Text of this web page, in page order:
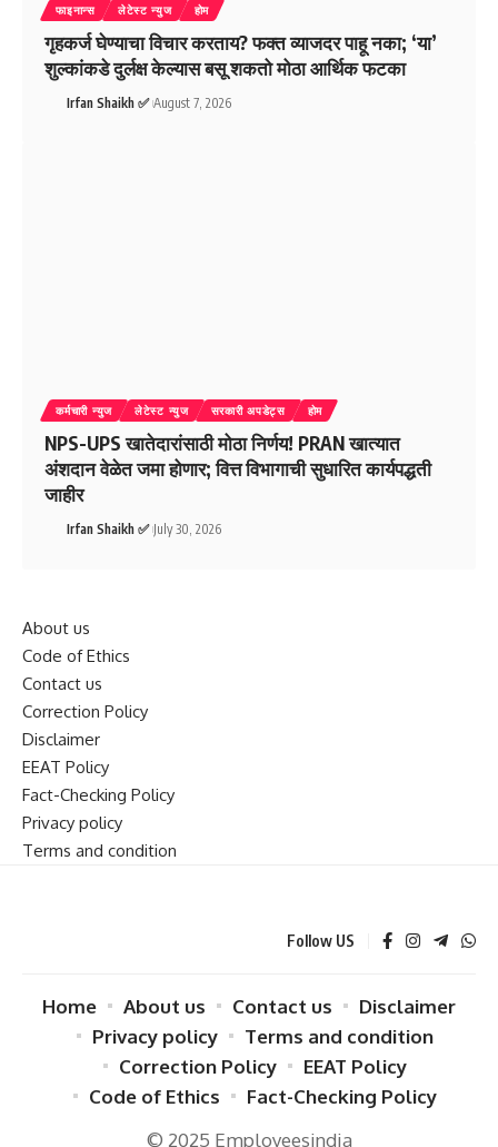
फाइनान्स लेटेस्ट न्युज होम
गृहकर्ज घेण्याचा विचार करताय? फक्त व्याजदर पाहू नका; ‘या’
शुल्कांकडे दुर्लक्ष केल्यास बसू शकतो मोठा आर्थिक फटका
Irfan Shaikh ✅ August 7, 2026
कर्मचारी न्युज लेटेस्ट न्युज सरकारी अपडेट्स होम
NPS-UPS खातेदारांसाठी मोठा निर्णय! PRAN खात्यात
अंशदान वेळेत जमा होणार; वित्त विभागाची सुधारित कार्यपद्धती
जाहीर
Irfan Shaikh ✅ July 30, 2026
About us
Code of Ethics
Contact us
Correction Policy
Disclaimer
EEAT Policy
Fact-Checking Policy
Privacy policy
Terms and condition
Follow US
© 2025 Employeesindia
Home About us Contact us
Disclaimer
Privacy policy
Terms and condition
Correction Policy
EEAT Policy
Code of Ethics
Fact-Checking Policy